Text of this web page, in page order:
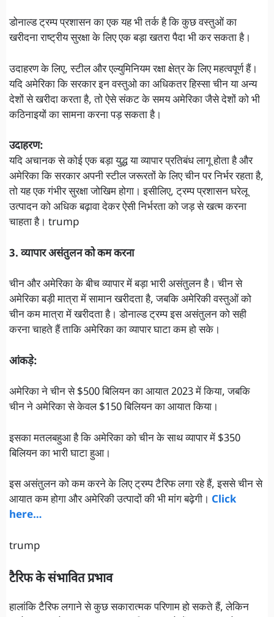
डोनाल्ड ट्रम्प प्रशासन का एक यह भी तर्क है कि कुछ वस्तुओं का
खरीदना राष्ट्रीय सुरक्षा के लिए एक बड़ा खतरा पैदा भी कर सकता है।
उदाहरण के लिए, स्टील और एल्युमिनियम रक्षा क्षेत्र के लिए महत्वपूर्ण हैं।
यदि अमेरिका कि सरकार इन वस्तुओ का अधिकतर हिस्सा चीन या अन्य
देशों से खरीदा करता है, तो ऐसे संकट के समय अमेरिका जैसे देशों को भी
कठिनाइयों का सामना करना पड़ सकता है।
उदाहरण:
यदि अचानक से कोई एक बड़ा युद्ध या व्यापार प्रतिबंध लागू होता है और
अमेरिका कि सरकार अपनी स्टील जरूरतों के लिए चीन पर निर्भर रहता है,
तो यह एक गंभीर सुरक्षा जोखिम होगा। इसीलिए, ट्रम्प प्रशासन घरेलू
उत्पादन को अधिक बढ़ावा देकर ऐसी निर्भरता को जड़ से खत्म करना
चाहता है। trump
3. व्यापार असंतुलन को कम करना
चीन और अमेरिका के बीच व्यापार में बड़ा भारी असंतुलन है। चीन से
अमेरिका बड़ी मात्रा में सामान खरीदता है, जबकि अमेरिकी वस्तुओं को
चीन कम मात्रा में खरीदता है। डोनाल्ड ट्रम्प इस असंतुलन को सही
करना चाहते हैं ताकि अमेरिका का व्यापार घाटा कम हो सके।
आंकड़े:
अमेरिका ने चीन से $500 बिलियन का आयात 2023 में किया, जबकि
चीन ने अमेरिका से केवल $150 बिलियन का आयात किया।
इसका मतलबहुआ है कि अमेरिका को चीन के साथ व्यापार में $350
बिलियन का भारी घाटा हुआ।
इस असंतुलन को कम करने के लिए ट्रम्प टैरिफ लगा रहे हैं, इससे चीन से
आयात कम होगा और अमेरिकी उत्पादों की भी मांग बढ़ेगी। Click
here…
trump
टैरिफ के संभावित प्रभाव
हालांकि टैरिफ लगाने से कुछ सकारात्मक परिणाम हो सकते हैं, लेकिन